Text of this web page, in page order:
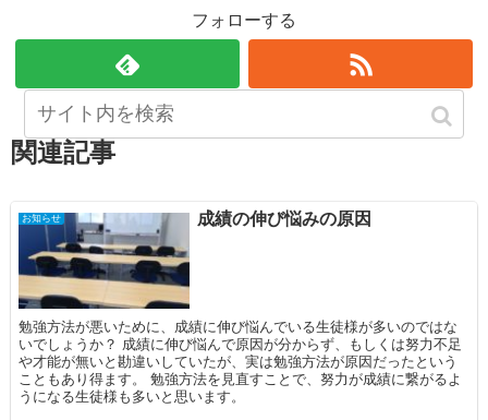
フォローする
関連記事
お知らせ 成績の伸び悩みの原因
勉強方法が悪いために、成績に伸び悩んでいる生徒様が多いのではな
いでしょうか？ 成績に伸び悩んで原因が分からず、もしくは努力不足
や才能が無いと勘違いしていたが、実は勉強方法が原因だったという
こともあり得ます。 勉強方法を見直すことで、努力が成績に繋がるよ
うになる生徒様も多いと思います。